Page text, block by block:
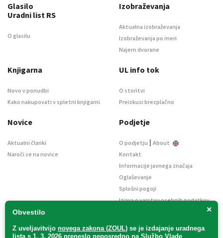
×
Obvestilo
Z uveljavitvijo novega zakona (ZOUL) se je izdajanje uradnega
lista s 1. 3. 2026 preneslo neposredno na Službo Vlade
Glasilo
Uradni list RS
O glasilu
Izobraževanja
Aktualna izobraževanja
Izobraževanja po meri
Najem dvorane
Knjigarna
Novo v ponudbi
Kako nakupovati v spletni knjigarni
UL info tok
O storitvi
Preizkusi brezplačno
Novice
Aktualni članki
Naroči se na novice
Podjetje
O podjetju | About
Kontakt
Informacije javnega značaja
Oglaševanje
Splošni pogoji
Izjava o varstvu osebnih podatkov